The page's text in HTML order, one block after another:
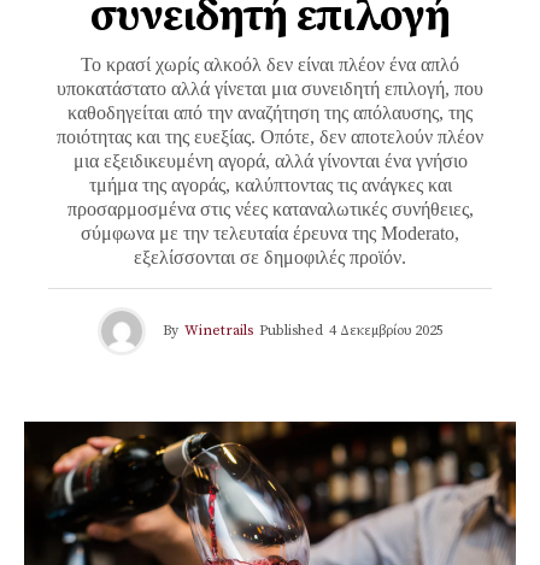
συνειδητή επιλογή
Το κρασί χωρίς αλκοόλ δεν είναι πλέον ένα απλό
υποκατάστατο αλλά γίνεται μια συνειδητή επιλογή, που
καθοδηγείται από την αναζήτηση της απόλαυσης, της
ποιότητας και της ευεξίας. Οπότε, δεν αποτελούν πλέον
μια εξειδικευμένη αγορά, αλλά γίνονται ένα γνήσιο
τμήμα της αγοράς, καλύπτοντας τις ανάγκες και
προσαρμοσμένα στις νέες καταναλωτικές συνήθειες,
σύμφωνα με την τελευταία έρευνα της Moderato,
εξελίσσονται σε δημοφιλές προϊόν.
By Winetrails Published 4 Δεκεμβρίου 2025